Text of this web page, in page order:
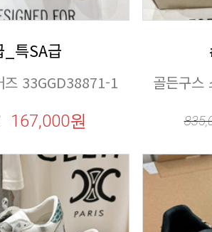
_특SA급
즈 33GGD38871-1
167,000원
골든구스